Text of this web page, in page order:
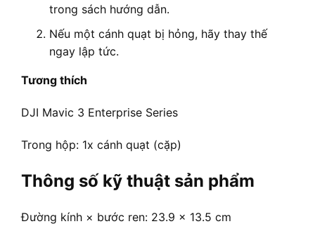
trong sách hướng dẫn.
Nếu một cánh quạt bị hỏng, hãy thay thế
ngay lập tức.
Tương thích
DJI Mavic 3 Enterprise Series
Trong hộp: 1x cánh quạt (cặp)
Thông số kỹ thuật sản phẩm
Đường kính × bước ren: 23.9 × 13.5 cm